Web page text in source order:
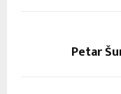
Petar